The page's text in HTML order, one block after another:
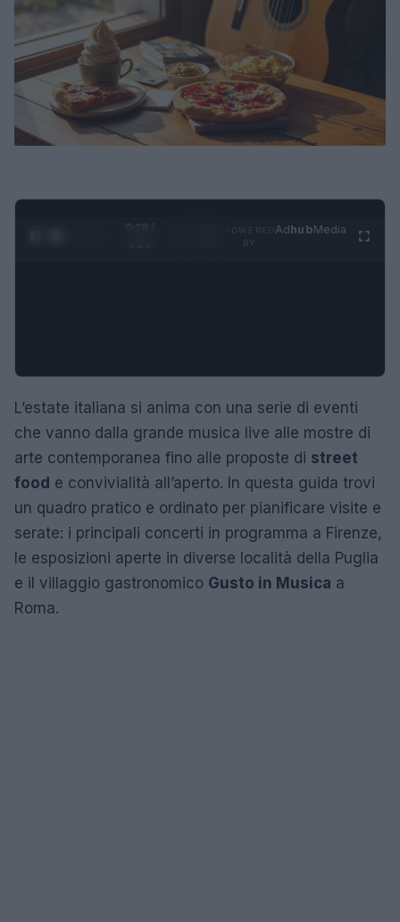
0:29 /
AdhubMedia
L’estate italiana si anima con una serie di eventi
che vanno dalla grande musica live alle mostre di
arte contemporanea fino alle proposte di street
food e convivialità all’aperto. In questa guida trovi
un quadro pratico e ordinato per pianificare visite e
serate: i principali concerti in programma a Firenze,
le esposizioni aperte in diverse località della Puglia
e il villaggio gastronomico Gusto in Musica a
Roma.